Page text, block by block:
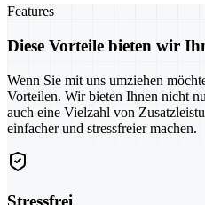
Features
Diese Vorteile bieten wir
Wenn Sie mit uns umziehen
Vorteilen. Wir bieten Ihnen nicht
auch eine Vielzahl von
einfacher und stressfreier machen.
Stressfrei